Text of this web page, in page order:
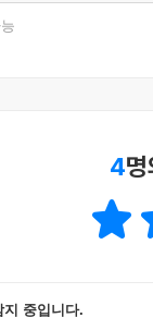
4
중입니다.